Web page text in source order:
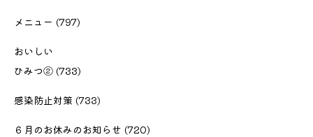
メニュー (797)
おいしい
ひみつ② (733)
感染防止対策 (733)
６月のお休みのお知らせ (720)